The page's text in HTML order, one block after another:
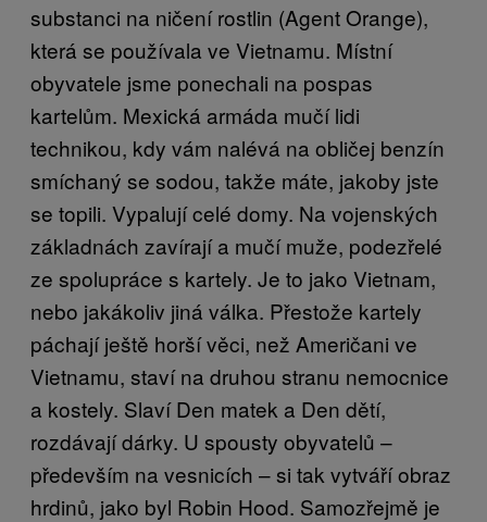
substanci na ničení rostlin (Agent Orange),
která se používala ve Vietnamu. Místní
obyvatele jsme ponechali na pospas
kartelům. Mexická armáda mučí lidi
technikou, kdy vám nalévá na obličej benzín
smíchaný se sodou, takže máte, jakoby jste
se topili. Vypalují celé domy. Na vojenských
základnách zavírají a mučí muže, podezřelé
ze spolupráce s kartely. Je to jako Vietnam,
nebo jakákoliv jiná válka. Přestože kartely
páchají ještě horší věci, než Američani ve
Vietnamu, staví na druhou stranu nemocnice
a kostely. Slaví Den matek a Den dětí,
rozdávají dárky. U spousty obyvatelů –
především na vesnicích – si tak vytváří obraz
hrdinů, jako byl Robin Hood. Samozřejmě je